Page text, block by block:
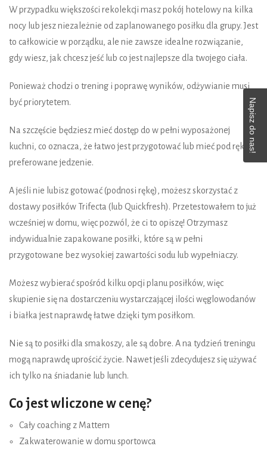
W przypadku większości rekolekcji masz pokój hotelowy na kilka
nocy lub jesz niezależnie od zaplanowanego posiłku dla grupy. Jest
to całkowicie w porządku, ale nie zawsze idealne rozwiązanie,
gdy wiesz, jak chcesz jeść lub co jest najlepsze dla twojego ciała.
Ponieważ chodzi o trening i poprawę wyników, odżywianie musi
być priorytetem.
Na szczęście będziesz mieć dostęp do w pełni wyposażonej
kuchni, co oznacza, że łatwo jest przygotować lub mieć pod ręką
preferowane jedzenie.
A jeśli nie lubisz gotować (podnosi rękę), możesz skorzystać z
dostawy posiłków Trifecta (lub Quickfresh). Przetestowałem to już
wcześniej w domu, więc pozwól, że ci to opiszę! Otrzymasz
indywidualnie zapakowane posiłki, które są w pełni
przygotowane bez wysokiej zawartości sodu lub wypełniaczy.
Możesz wybierać spośród kilku opcji planu posiłków, więc
skupienie się na dostarczeniu wystarczającej ilości węglowodanów
i białka jest naprawdę łatwe dzięki tym posiłkom.
Nie są to posiłki dla smakoszy, ale są dobre. A na tydzień treningu
mogą naprawdę uprościć życie. Nawet jeśli zdecydujesz się używać
ich tylko na śniadanie lub lunch.
Co jest wliczone w cenę?
Cały coaching z Mattem
Zakwaterowanie w domu sportowca
Napisz do nas!